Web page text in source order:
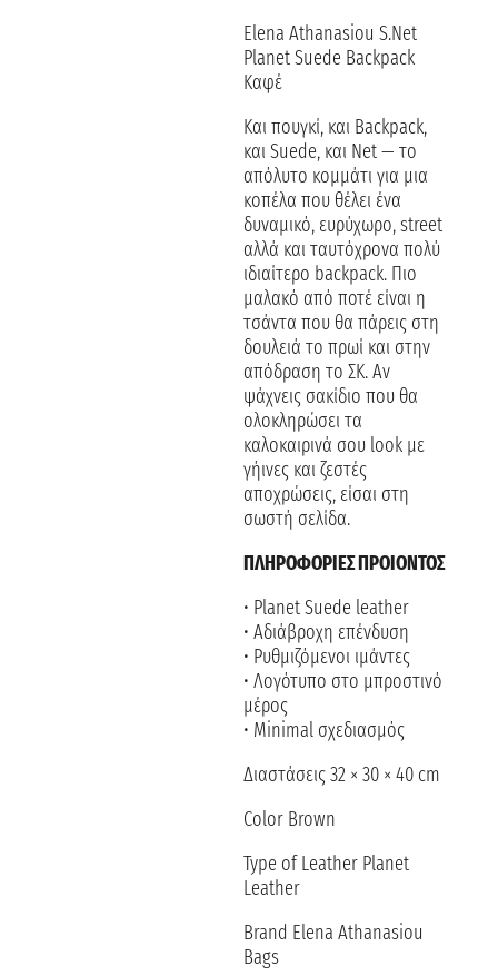
Elena Athanasiou S.Net
Planet Suede Backpack
Καφέ
Και πουγκί, και Backpack,
και Suede, και Net — το
απόλυτο κομμάτι για μια
κοπέλα που θέλει ένα
δυναμικό, ευρύχωρο, street
αλλά και ταυτόχρονα πολύ
ιδιαίτερο backpack. Πιο
μαλακό από ποτέ είναι η
τσάντα που θα πάρεις στη
δουλειά το πρωί και στην
απόδραση το ΣΚ. Αν
ψάχνεις σακίδιο που θα
ολοκληρώσει τα
καλοκαιρινά σου look με
γήινες και ζεστές
αποχρώσεις, είσαι στη
σωστή σελίδα.
ΠΛΗΡΟΦΟΡΙΕΣ ΠΡΟΙΟΝΤΟΣ
• Planet Suede leather
• Aδιάβροχη επένδυση
• Ρυθμιζόμενοι ιμάντες
• Λογότυπο στο μπροστινό
μέρος
• Minimal σχεδιασμός
Διαστάσεις 32 × 30 × 40 cm
Color Brown
Type of Leather Planet
Leather
Brand Elena Athanasiou
Bags